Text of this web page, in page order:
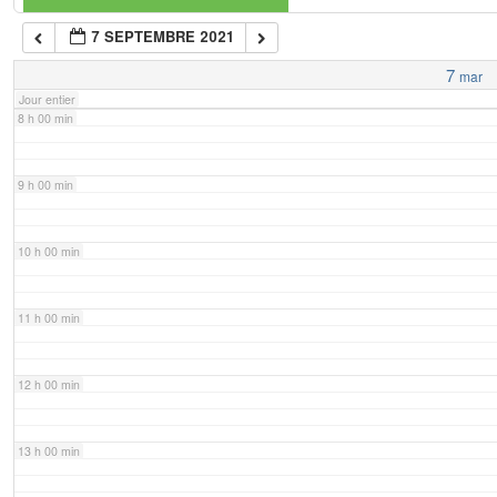
7 SEPTEMBRE 2021
7 mar
Jour entier
7 h 00 min
8 h 00 min
9 h 00 min
10 h 00 min
11 h 00 min
12 h 00 min
13 h 00 min